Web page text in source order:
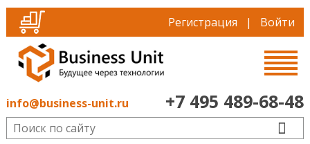
Регистрация | Войти
info@business-unit.ru +7 495 489-68-48